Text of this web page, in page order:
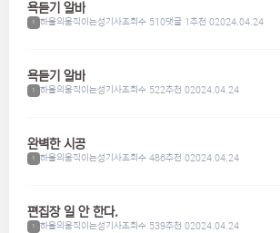
욕듣기 알바
1 하울의움직이는성기사조회수 510댓글 1 추천 02024.04.24
욕듣기 알바
1 하울의움직이는성기사조회수 522추천 02024.04.24
완벽한 시공
1 하울의움직이는성기사조회수 486추천 02024.04.24
편집장 일 안 한다.
1 하울의움직이는성기사조회수 539추천 02024.04.24